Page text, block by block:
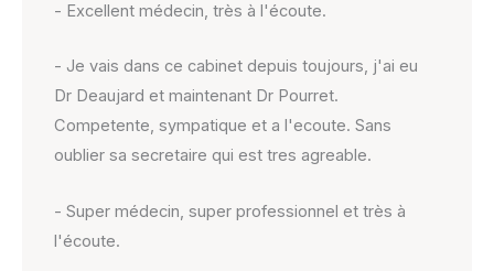
- Excellent médecin, très à l'écoute.
- Je vais dans ce cabinet depuis toujours, j'ai eu
Dr Deaujard et maintenant Dr Pourret.
Competente, sympatique et a l'ecoute. Sans
oublier sa secretaire qui est tres agreable.
- Super médecin, super professionnel et très à
l'écoute.